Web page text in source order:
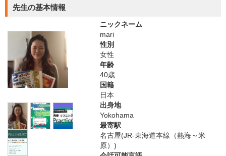
先生の基本情報
ニックネーム
mari
性別
女性
年齢
40歳
国籍
日本
出身地
Yokohama
最寄駅
名古屋(JR-東海道本線（熱海～米
原）)